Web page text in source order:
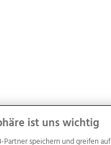
ist uns wichtig
-Partner speichern und greifen auf